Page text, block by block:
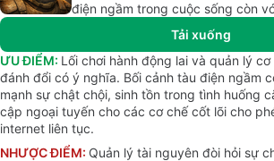
điện ngầm trong cuộc sống còn
Tải xuống
ƯU ĐIỂM: Lối chơi hành động lai và quản lý
đánh đổi có ý nghĩa. Bối cảnh tàu điện ngầm
mạnh sự chật chội, sinh tồn trong tình huống
cập ngoại tuyến cho các cơ chế cốt lõi cho
internet liên tục.
NHƯỢC ĐIỂM: Quản lý tài nguyên đòi hỏi sự